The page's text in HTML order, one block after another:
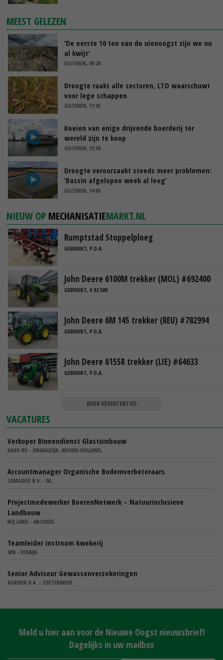
MEEST GELEZEN
‘De eerste 10 ton van de uienoogst zijn we nu
al kwijt’
GISTEREN, 09:28
Droogte raakt alle sectoren, LTO waarschuwt
voor lege schappen
GISTEREN, 11:05
Koeien van enige drijvende boerderij ter
wereld zijn te koop
GISTEREN, 12:00
Droogte veroorzaakt steeds meer problemen:
‘Bassin afgelopen week al leeg’
GISTEREN, 14:06
NIEUW OP MECHANISATIEMARKT.NL
Rumptstad Stoppelploeg
GEBRUIKT, P.O.A.
John Deere 6100M trekker (MOL) #692400
GEBRUIKT, € 92.500
John Deere 6M 145 trekker (REU) #782994
GEBRUIKT, P.O.A.
John Deere 6155R trekker (LIE) #64633
GEBRUIKT, P.O.A.
MEER ADVERTENTIES
VACATURES
Verkoper Binnendienst Glastuinbouw
KARO BV - ZWAAGDIJK, NOORD-HOLLAND,
Accountmanager Organische Bodemverbeteraars
COMGOED B.V. - NL
Projectmedewerker BoerenNetwerk – Natuurinclusieve
Landbouw
WIJ.LAND - ABCOUDE
Teamleider instroom kwekerij
IBN - SCHAIJK
Senior Adviseur Gewassenverzekeringen
AGRIVER U.A. - ZOETERMEER
Meld u hier aan voor de Nieuwe Oogst nieuwsbrief!
Dagelijks in uw mailbox